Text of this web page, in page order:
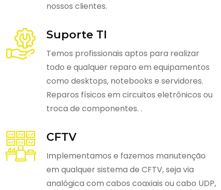
nossos clientes.
Suporte TI
Temos profissionais aptos para realizar
todo e qualquer reparo em equipamentos
como desktops, notebooks e servidores.
Reparos físicos em circuitos eletrônicos ou
troca de componentes. .
CFTV
Implementamos e fazemos manutenção
em qualquer sistema de CFTV, seja via
analógica com cabos coaxiais ou cabo UDP,